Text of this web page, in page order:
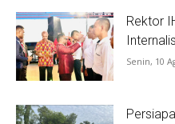
Rektor
Senin, 10